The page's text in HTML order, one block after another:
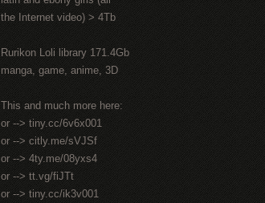
the Internet video) > 4Tb
Rurikon Lоli library 171.4Gb
manga, game, anime, 3D
This and much more here:
or --> tiny.cc/6v6x001
or --> citly.me/sVJSf
or --> 4ty.me/08yxs4
or --> tt.vg/fiJTt
or --> tiny.cc/ik3v001